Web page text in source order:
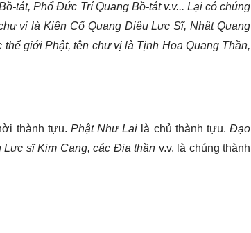
tát, Phổ Đức Trí Quang Bồ-tát v.v... Lại có chúng
vị là Kiên Cố Quang Diệu Lực Sĩ, Nhật Quang
giới Phật, tên chư vị là Tịnh Hoa Quang Thần,
thành tựu. Phật Như Lai là chủ thành tựu.Đạo
Lực sĩ Kim Cang, các Địa thần v.v. là chúng thành